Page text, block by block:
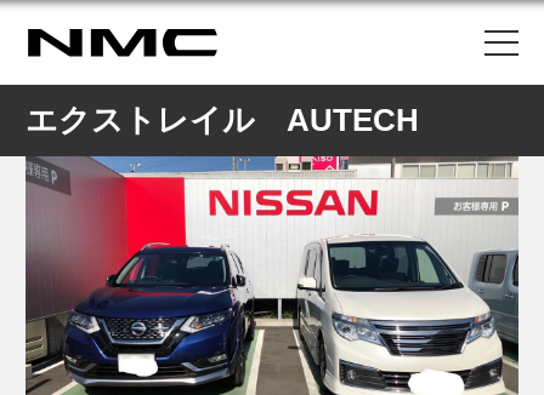
エクストレイル AUTECH